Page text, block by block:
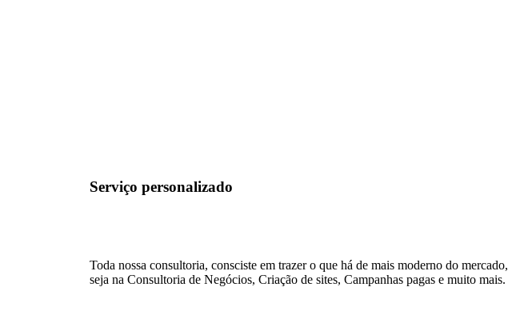
Serviço personalizado
Toda nossa consultoria, consciste em trazer o que há de mais moderno do mercado,
seja na Consultoria de Negócios, Criação de sites, Campanhas pagas e muito mais.